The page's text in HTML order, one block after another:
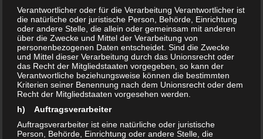
die Leiterin Frau Prübenau, Die Gäste konnten
sich an einem Buffet stärken...
0
AKTUELLES 16. DEZEMBER 2023
GWA-Neu-Olvenstedt lädt ein am
15.Januar 2024
Bitte beachten!!! Terminänderung GWA Neu
Olvenstedt und Seniorenresidenz laden zur
Verantwortlicher oder für die Verarbeitung Verantwortlicher ist
die natürliche oder juristische Person, Behörde, Einrichtung
oder andere Stelle, die allein oder gemeinsam mit anderen
über die Zwecke und Mittel der Verarbeitung von
personenbezogenen Daten entscheidet. Sind die Zwecke
und Mittel dieser Verarbeitung durch das Unionsrecht oder
das Recht der Mitgliedstaaten vorgegeben, so kann der
Verantwortliche beziehungsweise können die bestimmten
Kriterien seiner Benennung nach dem Unionsrecht oder dem
Recht der Mitgliedstaaten vorgesehen werden.
h) Auftragsverarbeiter
Auftragsverarbeiter ist eine natürliche oder juristische
Person, Behörde, Einrichtung oder andere Stelle, die